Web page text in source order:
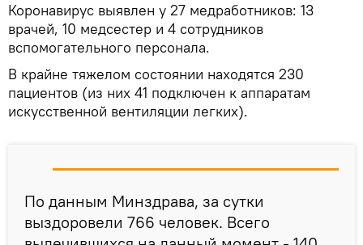
Коронавирус выявлен у 27 медработников: 13
врачей, 10 медсестер и 4 сотрудников
вспомогательного персонала.
В крайне тяжелом состоянии находятся 230
пациентов (из них 41 подключен к аппаратам
искусственной вентиляции легких).
По данным Минздрава, за сутки
выздоровели 766 человек. Всего